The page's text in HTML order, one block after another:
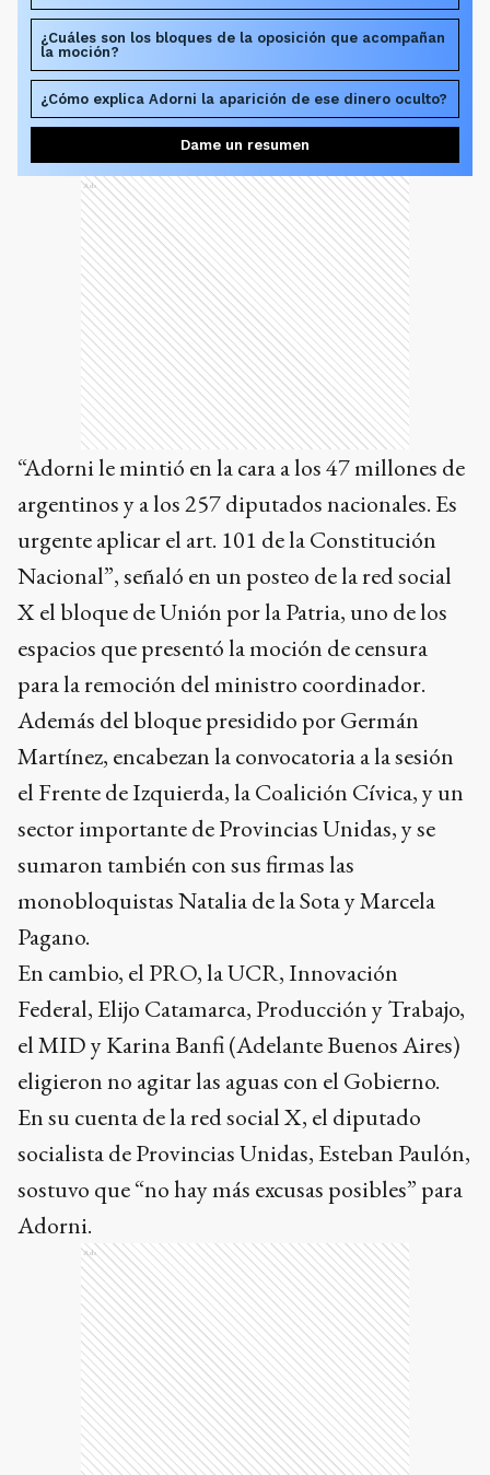
¿Cuáles son los bloques de la oposición que acompañan
la moción?
¿Cómo explica Adorni la aparición de ese dinero oculto?
Dame un resumen
Ads
“Adorni le mintió en la cara a los 47 millones de
argentinos y a los 257 diputados nacionales. Es
urgente aplicar el art. 101 de la Constitución
Nacional”, señaló en un posteo de la red social
X el bloque de Unión por la Patria, uno de los
espacios que presentó la moción de censura
para la remoción del ministro coordinador.
Además del bloque presidido por Germán
Martínez, encabezan la convocatoria a la sesión
el Frente de Izquierda, la Coalición Cívica, y un
sector importante de Provincias Unidas, y se
sumaron también con sus firmas las
monobloquistas Natalia de la Sota y Marcela
Pagano.
En cambio, el PRO, la UCR, Innovación
Federal, Elijo Catamarca, Producción y Trabajo,
el MID y Karina Banfi (Adelante Buenos Aires)
eligieron no agitar las aguas con el Gobierno.
En su cuenta de la red social X, el diputado
socialista de Provincias Unidas, Esteban Paulón,
sostuvo que “no hay más excusas posibles” para
Adorni.
Ads